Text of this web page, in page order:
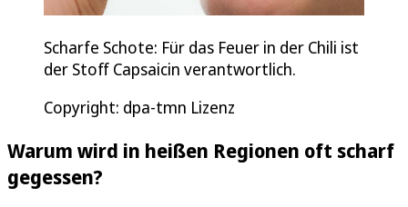
Scharfe Schote: Für das Feuer in der Chili ist
der Stoff Capsaicin verantwortlich.
Copyright: dpa-tmn Lizenz
Warum wird in heißen Regionen oft scharf
gegessen?